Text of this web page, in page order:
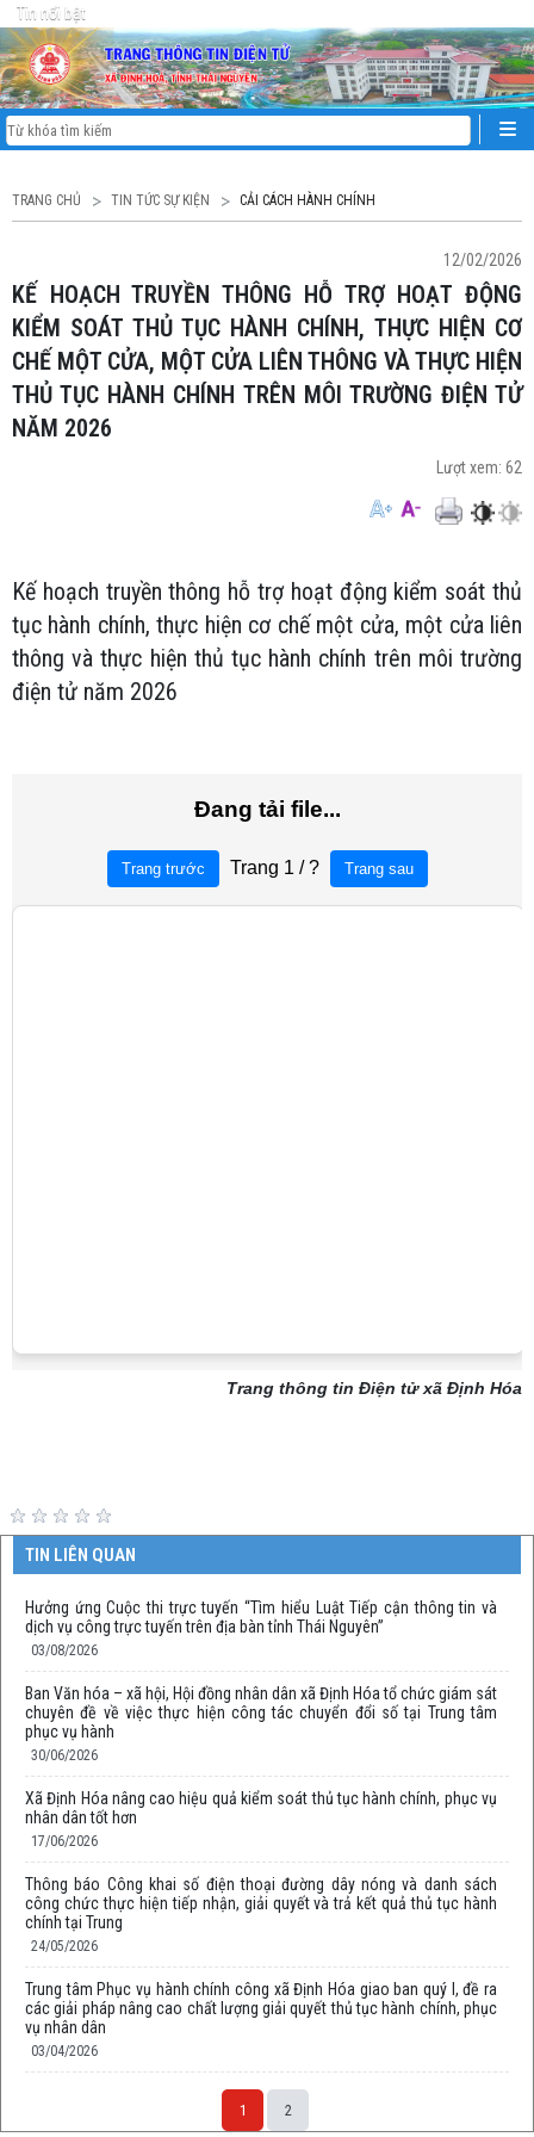
Tin nổi bật
TRANG CHỦ TIN TỨC SỰ KIỆN CẢI CÁCH HÀNH CHÍNH
12/02/2026
KẾ HOẠCH TRUYỀN THÔNG HỖ TRỢ HOẠT ĐỘNG
KIỂM SOÁT THỦ TỤC HÀNH CHÍNH, THỰC HIỆN CƠ
CHẾ MỘT CỬA, MỘT CỬA LIÊN THÔNG VÀ THỰC HIỆN
THỦ TỤC HÀNH CHÍNH TRÊN MÔI TRƯỜNG ĐIỆN TỬ
NĂM 2026
Lượt xem: 62
Kế hoạch truyền thông hỗ trợ hoạt động kiểm soát thủ
tục hành chính, thực hiện cơ chế một cửa, một cửa liên
thông và thực hiện thủ tục hành chính trên môi trường
điện tử năm 2026
Trang thông tin Điện tử xã Định Hóa
TIN LIÊN QUAN
Hưởng ứng Cuộc thi trực tuyến “Tìm hiểu Luật Tiếp cận thông tin và
dịch vụ công trực tuyến trên địa bàn tỉnh Thái Nguyên”
03/08/2026
Ban Văn hóa – xã hội, Hội đồng nhân dân xã Định Hóa tổ chức giám sát
chuyên đề về việc thực hiện công tác chuyển đổi số tại Trung tâm
phục vụ hành
30/06/2026
Xã Định Hóa nâng cao hiệu quả kiểm soát thủ tục hành chính, phục vụ
nhân dân tốt hơn
17/06/2026
Thông báo Công khai số điện thoại đường dây nóng và danh sách
công chức thực hiện tiếp nhận, giải quyết và trả kết quả thủ tục hành
chính tại Trung
24/05/2026
Trung tâm Phục vụ hành chính công xã Định Hóa giao ban quý I, đề ra
các giải pháp nâng cao chất lượng giải quyết thủ tục hành chính, phục
vụ nhân dân
03/04/2026
1 2